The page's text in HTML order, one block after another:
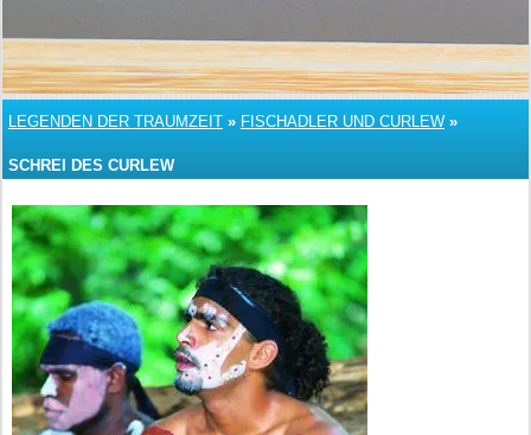
LEGENDEN DER TRAUMZEIT » FISCHADLER UND CURLEW »
SCHREI DES CURLEW